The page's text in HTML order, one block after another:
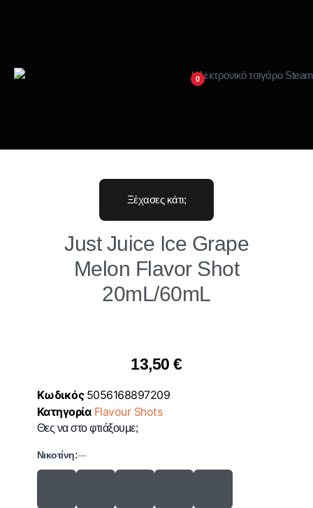
0
Ξέχασες κάτι;
Just Juice Ice Grape
Melon Flavor Shot
20mL/60mL
13,50€
Κωδικός 5056168897209
Κατηγορία Flavour Shots
Θες να στο φτιάξουμε;
Νικοτίνη:—